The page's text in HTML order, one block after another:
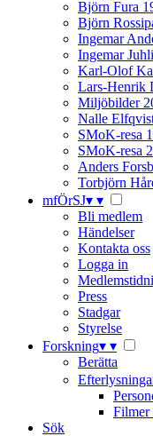
Björn Fura
Björn
Ingemar
Ingemar
Karl-Olof
Lars-Henrik
Miljöbilder
Nalle
SMoK-resa
SMoK-resa
Anders
Torbjörn
mfÖrSJ▾ ▾
Bli medlem
Händelser
Kontakta oss
Logga in
Press
Stadgar
Styrelse
Forskning▾ ▾
Berätta
Filmer
Sök